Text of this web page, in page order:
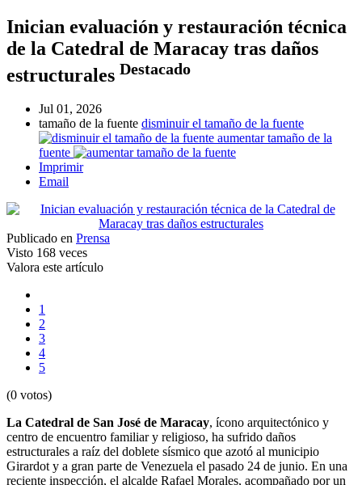
Inician evaluación y restauración técnica
de la Catedral de Maracay tras daños
estructurales Destacado
Jul 01, 2026
tamaño de la fuente disminuir el tamaño de la fuente
aumentar tamaño de la
fuente
Imprimir
Email
Publicado en Prensa
Visto 168 veces
Valora este artículo
1
2
3
4
5
(0 votos)
La Catedral de San José de Maracay, ícono arquitectónico y
centro de encuentro familiar y religioso, ha sufrido daños
estructurales a raíz del doblete sísmico que azotó al municipio
Girardot y a gran parte de Venezuela el pasado 24 de junio. En una
reciente inspección, el alcalde Rafael Morales, acompañado por un